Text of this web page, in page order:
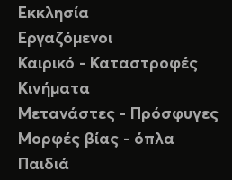
Εκκλησία
Εργαζόμενοι
Καιρικό - Καταστροφές
Κινήματα
Μετανάστες - Πρόσφυγες
Μορφές βίας - όπλα
Παιδιά